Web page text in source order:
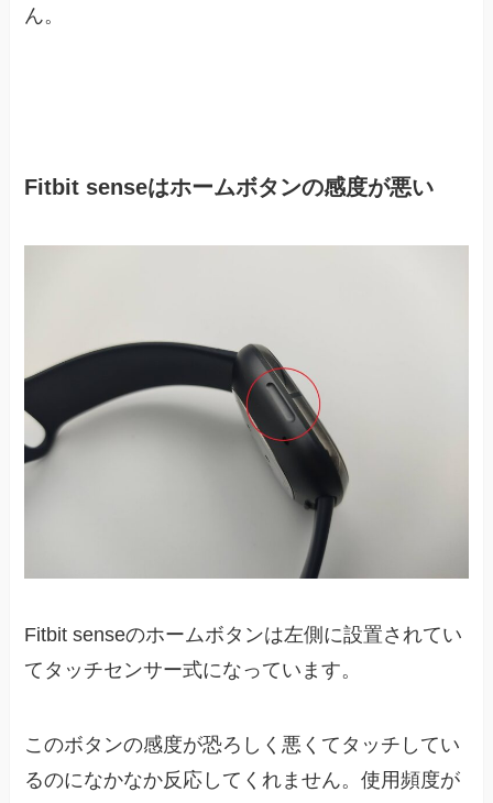
ん。
Fitbit senseはホームボタンの感度が悪い
Fitbit senseのホームボタンは左側に設置されてい
てタッチセンサー式になっています。
このボタンの感度が恐ろしく悪くてタッチしてい
るのになかなか反応してくれません。使用頻度が